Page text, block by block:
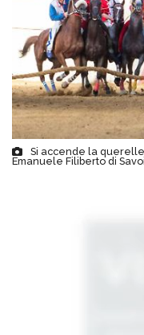
Si accende la
Emanuele Filiberto di